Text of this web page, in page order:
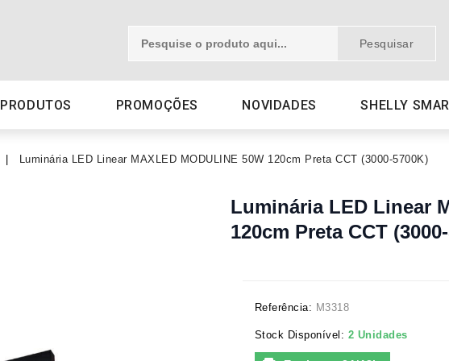
Pesquisar
PRODUTOS PROMOÇÕES NOVIDADES SHELLY
Luminária LED Linear MAXLED MODULINE 50W 120cm Preta CCT (3000-5700K)
Luminária LED Linear
120cm Preta CCT
Referência: M3318
Stock Disponível: 2 Unidades